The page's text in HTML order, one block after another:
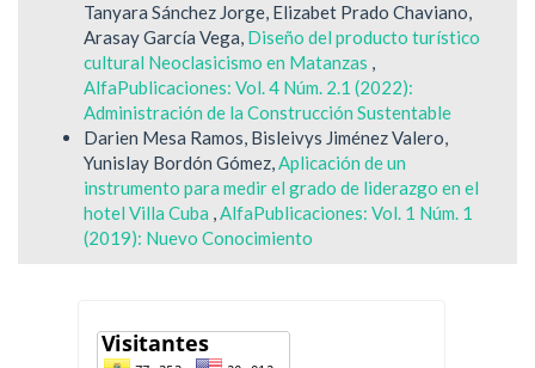
Tanyara Sánchez Jorge, Elizabet Prado Chaviano,
Arasay García Vega, Diseño del producto turístico
cultural Neoclasicismo en Matanzas ,
AlfaPublicaciones: Vol. 4 Núm. 2.1 (2022):
Administración de la Construcción Sustentable
Darien Mesa Ramos, Bisleivys Jiménez Valero,
Yunislay Bordón Gómez,Aplicación de un
instrumento para medir el grado de liderazgo en el
hotel Villa Cuba ,AlfaPublicaciones: Vol. 1 Núm. 1
(2019): Nuevo Conocimiento